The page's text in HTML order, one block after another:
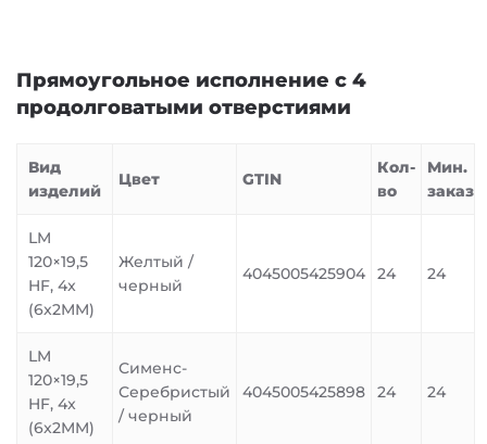
Прямоугольное исполнение с 4
продолговатыми отверстиями
Вид
изделий
Цвет GTIN
Кол-
во
Мин.
заказ
LM
120×19,5
HF, 4x
(6x2MM)
Желтый /
черный
4045005425904 24 24
LM
120×19,5
HF, 4x
(6x2MM)
Сименс-
Серебристый
/ черный
4045005425898 24 24